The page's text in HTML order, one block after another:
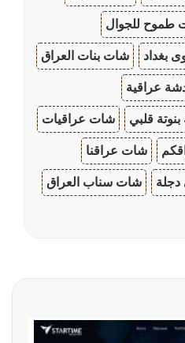
طموح للجوال
بغداد شات بنات العراق
عراقية
قلبي شات عراقيات
شات عراقنا
شات سناب العراق